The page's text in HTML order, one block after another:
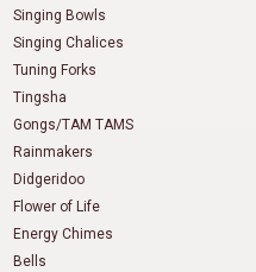
Singing Bowls
Singing Chalices
Tuning Forks
Tingsha
Gongs/TAM TAMS
Rainmakers
Didgeridoo
Flower of Life
Energy Chimes
Bells